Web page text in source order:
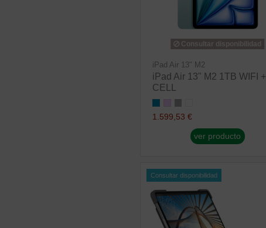
Consultar disponibilidad
iPad Air 13" M2
iPad Air 13" M2 1TB WIFI +
CELL
1.599,53 €
ver producto
Consultar disponibilidad